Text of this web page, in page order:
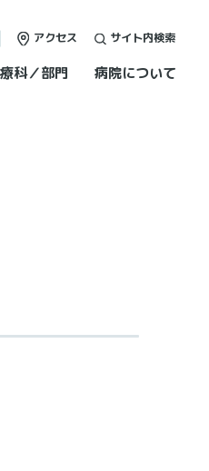
科／部門 病院について
アクセス サイト内検索